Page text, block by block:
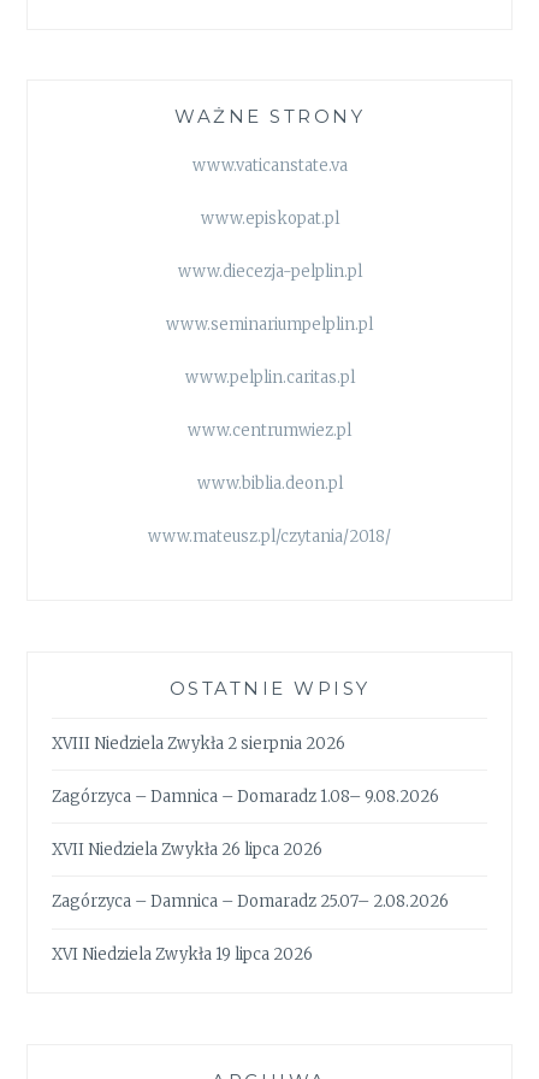
WAŻNE STRONY
www.vaticanstate.va
www.episkopat.pl
www.diecezja-pelplin.pl
www.seminariumpelplin.pl
www.pelplin.caritas.pl
www.centrumwiez.pl
www.biblia.deon.pl
www.mateusz.pl/czytania/2018/
OSTATNIE WPISY
XVIII Niedziela Zwykła 2 sierpnia 2026
Zagórzyca – Damnica – Domaradz 1.08– 9.08.2026
XVII Niedziela Zwykła 26 lipca 2026
Zagórzyca – Damnica – Domaradz 25.07– 2.08.2026
XVI Niedziela Zwykła 19 lipca 2026